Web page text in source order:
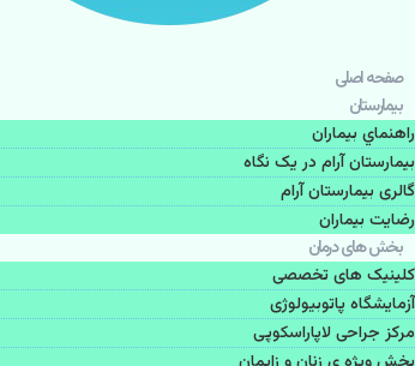
صفحه اصلی
بيمارستان
راهنماي بیماران
بیمارستان آرام در یک نگاه
گالری بیمارستان آرام
رضایت بیماران
بخش های درمان
کلینیک های تخصصی
آزمایشگاه پاتوبیولوژی
مرکز جراحی لاپاراسکوپی